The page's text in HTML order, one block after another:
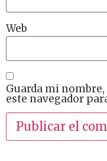
Web
Guarda mi
este navegador